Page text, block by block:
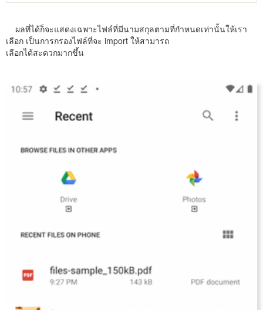
ผลที่ได้ก็จะแสดงเฉพาะไฟล์ที่มีนามสกุลตามที่กำหนดเท่านั้นให้เรา
เลือก เป็นการกรองไฟล์ที่จะ import ให้สามารถ
เลือกได้สะดวกมากขึ้น